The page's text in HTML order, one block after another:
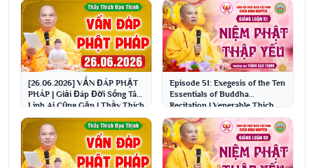
[26.06.2026] VẤN ĐÁP PHẬT
PHÁP | Giải Đáp Đời Sống Tâm
Linh Ai Cũng Gặp | Thầy Thích
Đạo Thịnh
Episode 51: Exegesis of the Ten
Essentials of Buddha
Recitation | Venerable Thich
Dao Thinh